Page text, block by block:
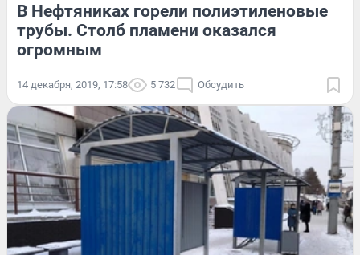
В Нефтяниках горели полиэтиленовые
трубы. Столб пламени оказался
огромным
14 декабря, 2019, 17:58 5 732 Обсудить